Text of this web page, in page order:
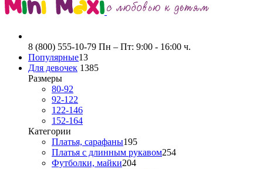
8 (800) 555-10-79 Пн – Пт: 9:00 - 16:00 ч.
Популярные13
Для девочек 1385
Размеры
80-92
92-122
122-146
152-164
Категории
Платья, сарафаны195
Платья с длинным рукавом254
Футболки, майки204